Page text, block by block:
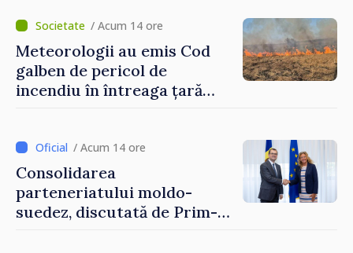
/ Acum 14 ore
Meteorologii au emis Cod
galben de pericol de
incendiu în întreaga țară
/ Acum 14 ore
Consolidarea
parteneriatului moldo-
suedez, discutată de Prim-